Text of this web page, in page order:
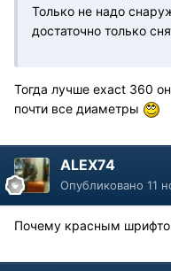
Только не надо
достаточно только
Тогда лучше ехаct 360
почти все диаметры
ALEX74
Опубликовано 11
Почему красным